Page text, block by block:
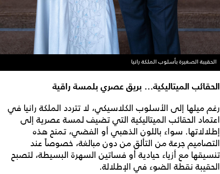
الحقيبة الصغيرة بأسلوب الملكة رانيا
الحقائب الميتاليكية... بريق عصري بلمسة راقية
رغم ميلها إلى الأسلوب الكلاسيكي، لا تتردد الملكة رانيا في
اعتماد الحقائب الميتاليكية التي تضيف لمسة عصرية إلى
إطلالاتها. سواء باللون الذهبي أو الفضي، تمنح هذه
التصاميم جرعة من التألق من دون مبالغة، خصوصاً عند
تنسيقها مع أزياء حيادية أو فساتين السهرة البسيطة، لتصبح
الحقيبة نقطة الضوء في الإطلالة.